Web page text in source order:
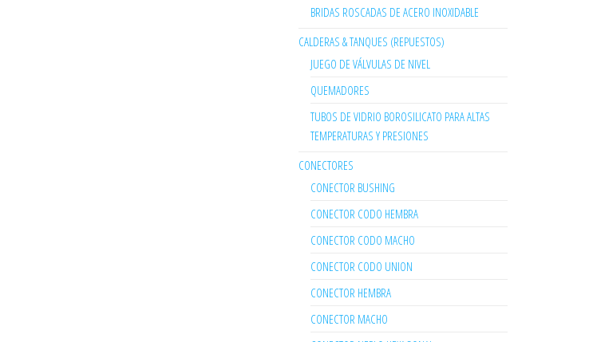
BRIDAS ROSCADAS DE ACERO INOXIDABLE
CALDERAS & TANQUES (REPUESTOS)
JUEGO DE VÁLVULAS DE NIVEL
QUEMADORES
TUBOS DE VIDRIO BOROSILICATO PARA ALTAS
TEMPERATURAS Y PRESIONES
CONECTORES
CONECTOR BUSHING
CONECTOR CODO HEMBRA
CONECTOR CODO MACHO
CONECTOR CODO UNION
CONECTOR HEMBRA
CONECTOR MACHO